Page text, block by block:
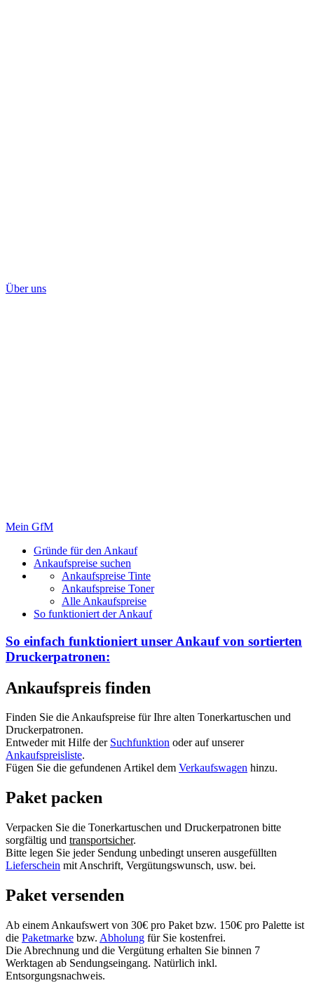
Über uns
Mein GfM
Gründe für den Ankauf
Ankaufspreise suchen
Ankaufspreise Tinte
Ankaufspreise Toner
Alle Ankaufspreise
So funktioniert der Ankauf
So einfach funktioniert unser Ankauf von sortierten
Druckerpatronen:
Ankaufspreis finden
Finden Sie die Ankaufspreise für Ihre alten Tonerkartuschen und
Druckerpatronen.
Entweder mit Hilfe der Suchfunktion oder auf unserer
Ankaufspreisliste.
Fügen Sie die gefundenen Artikel dem Verkaufswagen hinzu.
Paket packen
Verpacken Sie die Tonerkartuschen und Druckerpatronen bitte
sorgfältig und transportsicher.
Bitte legen Sie jeder Sendung unbedingt unseren ausgefüllten
Lieferschein mit Anschrift, Vergütungswunsch, usw. bei.
Paket versenden
Ab einem Ankaufswert von 30€ pro Paket bzw. 150€ pro Palette ist
die Paketmarke bzw. Abholung für Sie kostenfrei.
Die Abrechnung und die Vergütung erhalten Sie binnen 7
Werktagen ab Sendungseingang. Natürlich inkl.
Entsorgungsnachweis.